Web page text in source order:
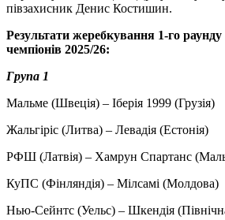
півзахисник Денис Костишин.
Результати жеребкування 1-го раунду
чемпіонів 2025/26:
Група 1
Мальме (Швеція) – Іберія 1999 (Грузія)
Жальгіріс (Литва) – Левадія (Естонія)
РФШ (Латвія) – Хамрун Спартанс
КуПС (Фінляндія) – Мілсамі (Молдова)
Нью-Сейнтс (Уельс) – Шкендія